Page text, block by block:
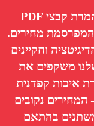
סקאנבוק מספקת שירותי סריקה והמרת קבצי PDF
מחירים.
וחקיינים
משקפים את
איכות קפדנית
המחירים נקובים
בהתאם